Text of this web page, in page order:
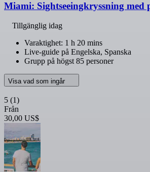
Miami: Sightseeingkryssning med
Tillgänglig idag
Varaktighet: 1 h 20 mins
Live-guide på Engelska, Spanska
Grupp på högst 85 personer
Visa vad som ingår
5 (1)
Från
30,00 US$